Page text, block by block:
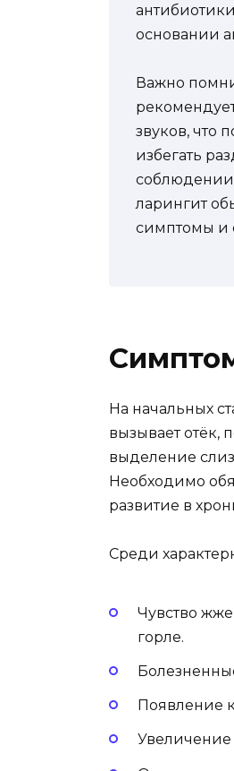
основании
Важно
звуков, что
избегать
ларингит
симптомы и
На начальных
вызывает отёк,
выделение
Необходимо
развитие в
Среди
Чувство
горле.
Появление
Увеличение